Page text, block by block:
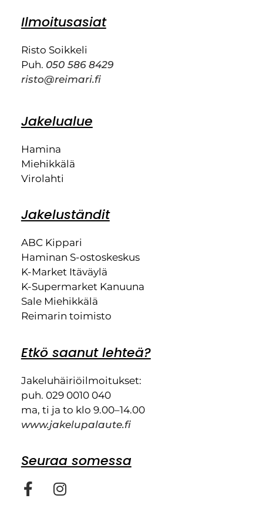
Ilmoitusasiat
Risto Soikkeli
Puh. 050 586 8429
risto@reimari.fi
Jakelualue
Hamina
Miehikkälä
Virolahti
Jakeluständit
ABC Kippari
Haminan S-ostoskeskus
K-Market Itäväylä
K-Supermarket Kanuuna
Sale Miehikkälä
Reimarin toimisto
Etkö saanut lehteä?
Jakeluhäiriöilmoitukset:
puh. 029 0010 040
ma, ti ja to klo 9.00–14.00
www.jakelupalaute.fi
Seuraa somessa